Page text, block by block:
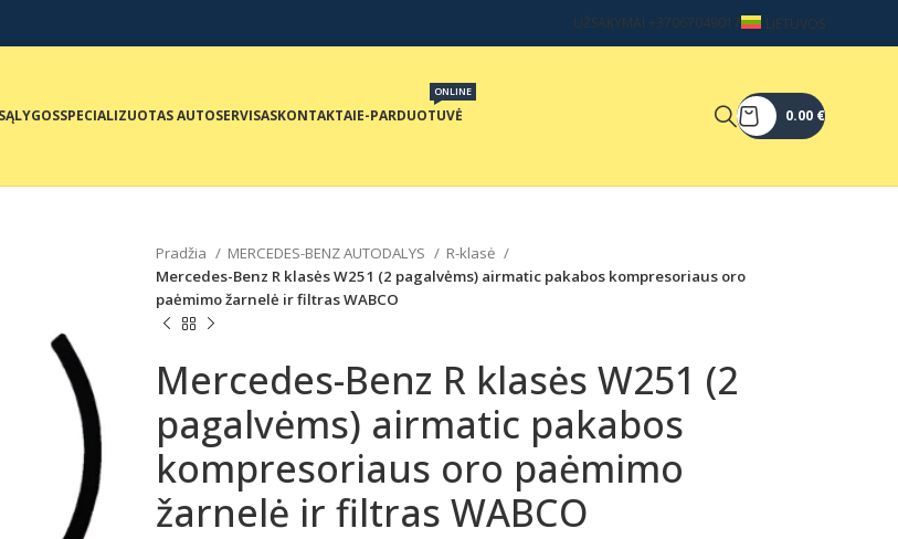
UŽSAKYMAI +37067049017 LIETUVOS
SPECIALIZUOTAS AUTOSERVISASKONTAKTAIE-PARDUOTUVĖ
ONLINE
0.00 €
Pradžia MERCEDES-BENZ AUTODALYS
R-klasė
Mercedes-Benz R klasės W251 (2 pagalvėms) airmatic pakabos kompresoriaus oro
paėmimo žarnelė ir filtras WABCO
Mercedes-Benz R klasės W251 (2
pagalvėms) airmatic pakabos
kompresoriaus oro paėmimo
žarnelė ir filtras WABCO